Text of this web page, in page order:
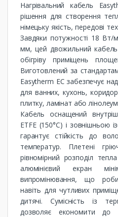
Нагрівальний кабель
рішення для створення
німецьку якість, передові
Завдяки потужності 18 Вт/
мм, цей двожильний кабель
обігріву приміщень
Виготовлений за
Easytherm EC забезпечує
для ванних, кухонь,
плитку, ламінат або
Кабель оснащений
ETFE (150°C) і зовнішньою
гарантує стійкість до
температур. Плетені
рівномірний розподіл
алюмінієвий екран
випромінювання, що
навіть для чутливих
дитячі. Сумісність із
дозволяє економити до